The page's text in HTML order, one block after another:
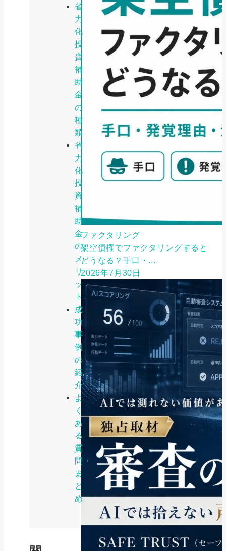
省
力
化
投
資
補
助
金
の
種
類
省
力
化
投
資
補
助
金
の
メ
リ
ッ
ト
成
功
事
例
の
紹
介
よ
く
あ
る
質
問・
ま
と
め
ファクタリング
架空債権でファクタリングすると
どうなる？手口・...
2026年7月30日